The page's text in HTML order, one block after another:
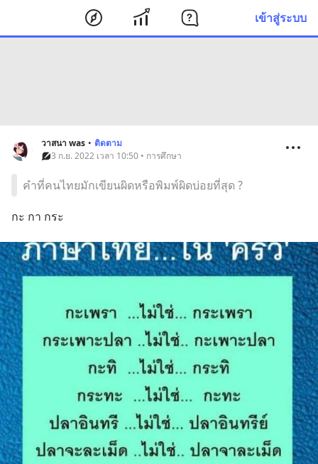
เข้าสู่ระบบ
วาสนา was • ติดตาม
3 ก.ย. 2022 เวลา 10:50 • การศึกษา
คำที่คนไทยมักเขียนผิดหรือพิมพ์ผิดบ่อยที่สุด ?
กะ กา กระ